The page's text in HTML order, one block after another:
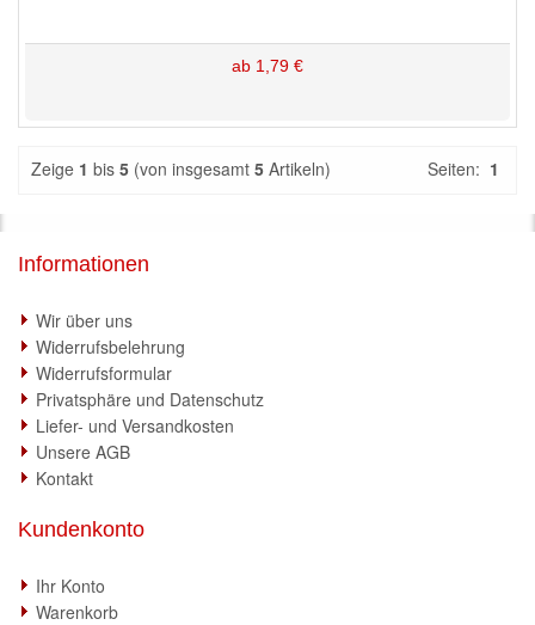
ab 1,79 €
Zeige 1 bis 5 (von insgesamt 5 Artikeln) Seiten: 1
Informationen
Wir über uns
Widerrufsbelehrung
Widerrufsformular
Privatsphäre und Datenschutz
Liefer- und Versandkosten
Unsere AGB
Kontakt
Kundenkonto
Ihr Konto
Warenkorb